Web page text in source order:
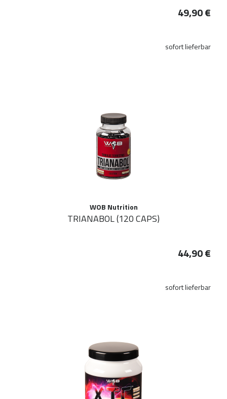
49,90 €
sofort lieferbar
WOB Nutrition
TRIANABOL (120 CAPS)
44,90 €
sofort lieferbar